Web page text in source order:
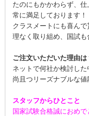
たのにもかかわらず、
常に満足しております！
クラスメートにも喜ん
理なく取り組め、国試も
ご注文いただいた理由は
ネットで何社か検討した
尚且つリーズナブルな値
スタッフからひとこと
国家試験合格誠におめで